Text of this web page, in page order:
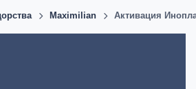
Maximilian Активация